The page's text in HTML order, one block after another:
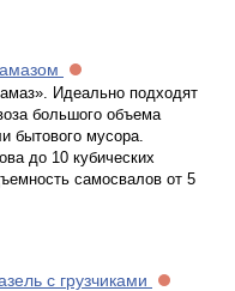
Идеально подходят
большого объема
бытового мусора.
до 10 кубических
самосвалов от 5
с грузчиками